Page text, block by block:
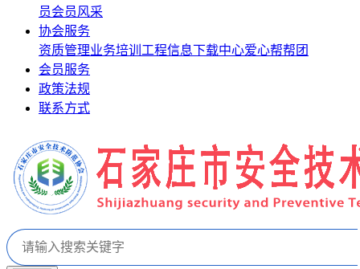
员会员风采
协会服务
资质管理业务培训 工程信息下载中心爱心帮帮团
会员服务
政策法规
联系方式